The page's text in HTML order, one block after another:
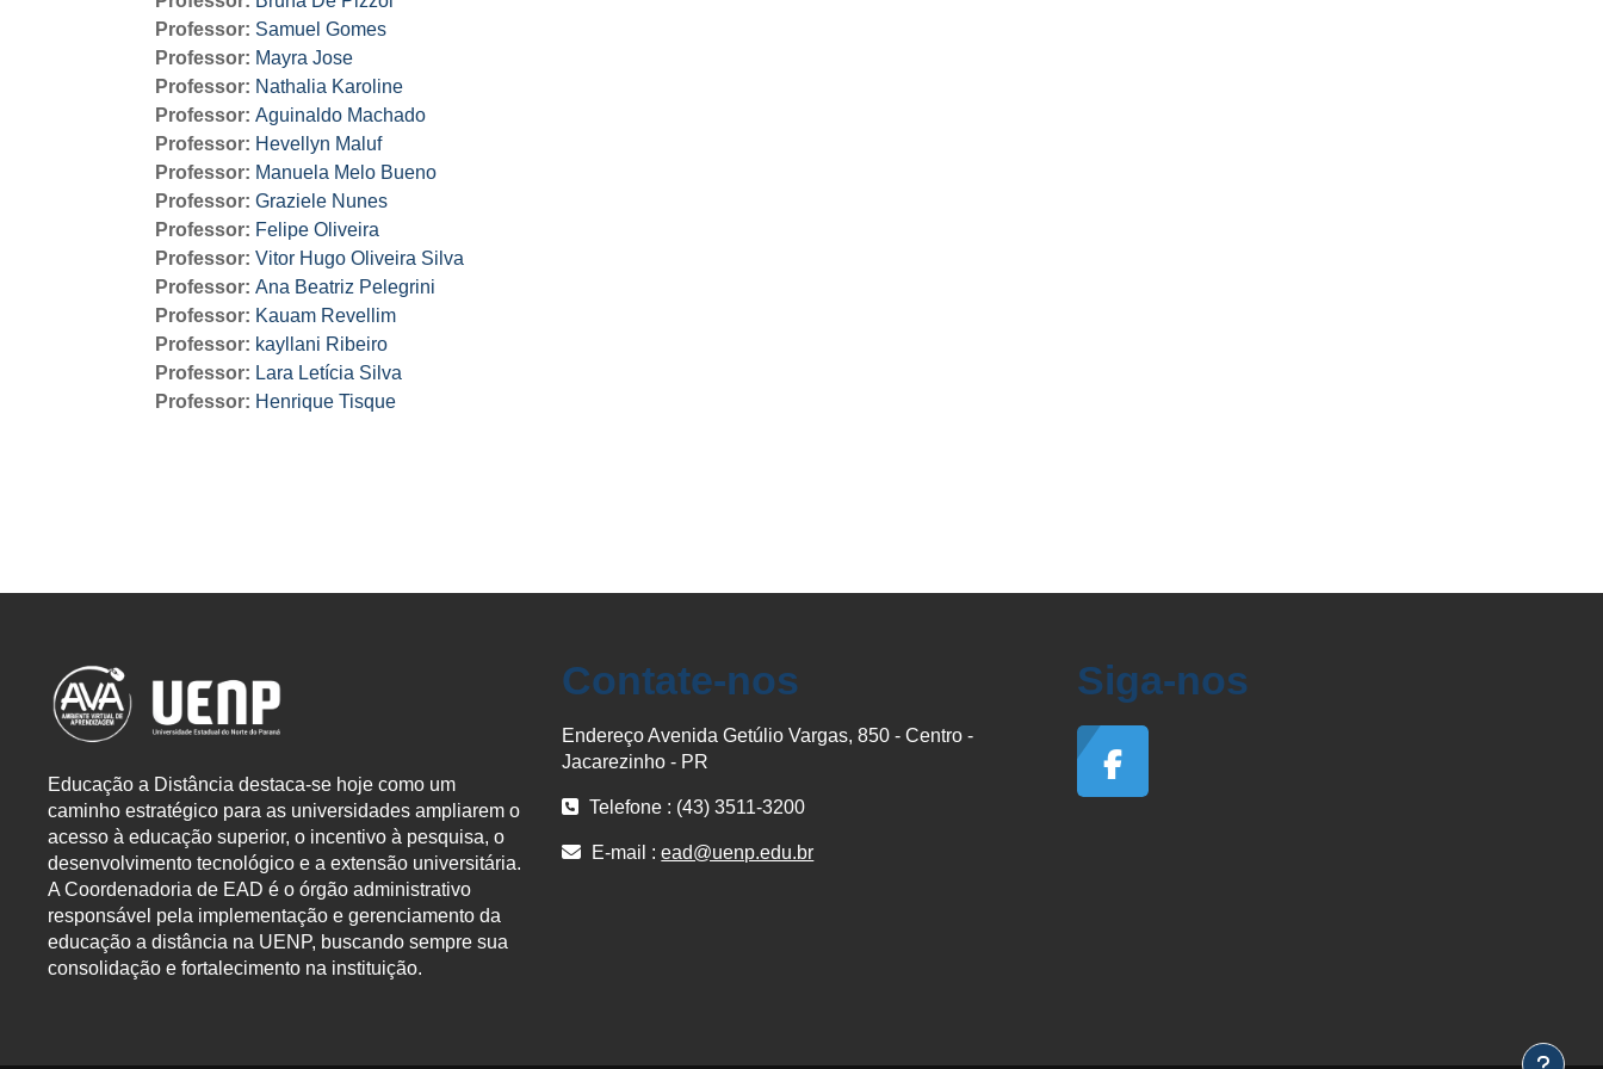
Professor: Samuel Gomes
Professor: Mayra Jose
Professor: Nathalia Karoline
Professor: Aguinaldo Machado
Professor: Hevellyn Maluf
Professor: Manuela Melo Bueno
Professor: Graziele Nunes
Professor: Felipe Oliveira
Professor: Vitor Hugo Oliveira Silva
Professor: Ana Beatriz Pelegrini
Professor: Kauam Revellim
Professor: kayllani Ribeiro
Professor: Lara Letícia Silva
Professor: Henrique Tisque
Educação a Distância destaca-se hoje como um
caminho estratégico para as universidades ampliarem o
acesso à educação superior, o incentivo à pesquisa, o
desenvolvimento tecnológico e a extensão universitária.
A Coordenadoria de EAD é o órgão administrativo
responsável pela implementação e gerenciamento da
educação a distância na UENP, buscando sempre sua
consolidação e fortalecimento na instituição.
Contate-nos
Endereço Avenida Getúlio Vargas, 850 - Centro -
Jacarezinho - PR
Telefone : (43) 3511-3200
E-mail :ead@uenp.edu.br
Siga-nos